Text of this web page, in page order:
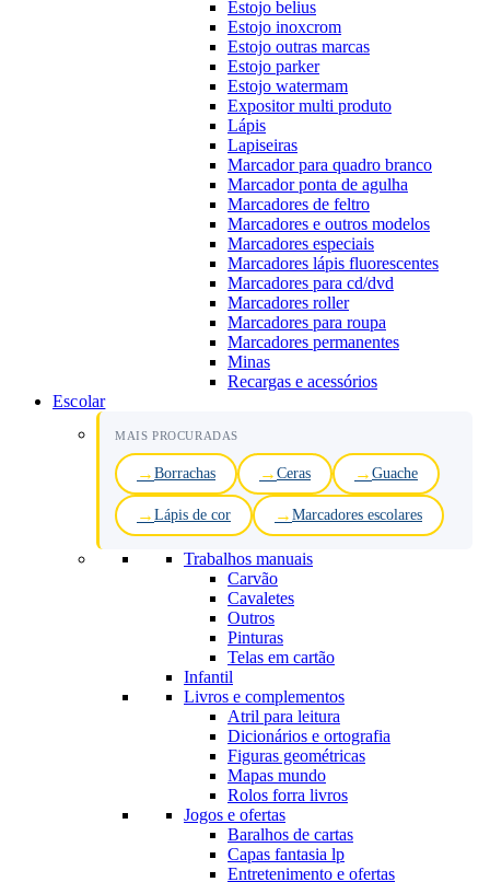
Estojo belius
Estojo inoxcrom
Estojo outras marcas
Estojo parker
Estojo watermam
Expositor multi produto
Lápis
Lapiseiras
Marcador para quadro branco
Marcador ponta de agulha
Marcadores de feltro
Marcadores e outros modelos
Marcadores especiais
Marcadores lápis fluorescentes
Marcadores para cd/dvd
Marcadores roller
Marcadores para roupa
Marcadores permanentes
Minas
Recargas e acessórios
Escolar
MAIS PROCURADAS
Borrachas Ceras Guache
Lápis de cor Marcadores escolares
Trabalhos manuais
Carvão
Cavaletes
Outros
Pinturas
Telas em cartão
Infantil
Livros e complementos
Atril para leitura
Dicionários e ortografia
Figuras geométricas
Mapas mundo
Rolos forra livros
Jogos e ofertas
Baralhos de cartas
Capas fantasia lp
Entretenimento e ofertas